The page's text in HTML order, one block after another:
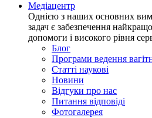
Медіацентр
Однією з наших основних
задач є забезпечення
допомоги і високого рівня
Блог
Програми ведення
Статті наукові
Новини
Відгуки про нас
Питання відповіді
Фотогалерея